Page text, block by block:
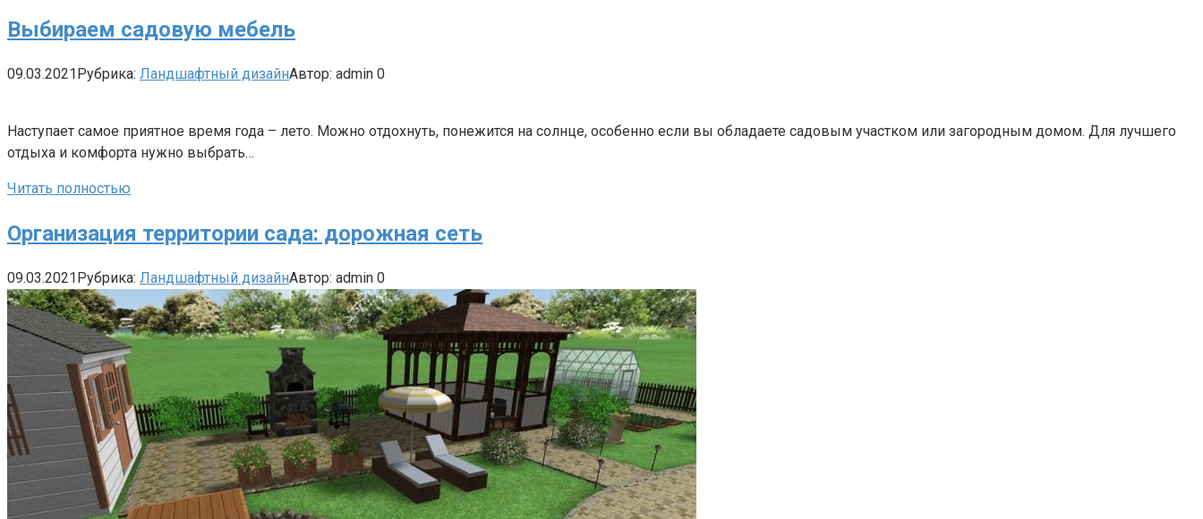
Выбираем садовую мебель
09.03.2021Рубрика: Ландшафтный дизайнАвтор: admin 0
Наступает самое приятное время года – лето. Можно отдохнуть, понежится на солнце, особенно если вы обладаете садовым участком или загородным домом. Для лучшего
отдыха и комфорта нужно выбрать…
Читать полностью
Организация территории сада: дорожная сеть
09.03.2021Рубрика: Ландшафтный дизайнАвтор: admin 0